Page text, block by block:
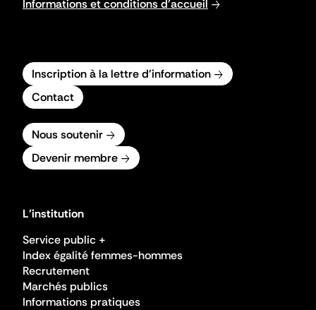
Informations et conditions d'accueil
Inscription à la lettre d'information
Contact
Nous soutenir
Devenir membre
L'institution
Service public +
Index égalité femmes-hommes
Recrutement
Marchés publics
Informations pratiques